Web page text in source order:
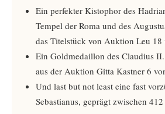
Ein perfekter Kistophor des
Tempel der Roma und des
das Titelstück von Auktion Leu 18
Ein Goldmedaillon des Claudius
aus der Auktion Gitta Kastner 6
Und last but not least eine fast
Sebastianus, geprägt zwischen